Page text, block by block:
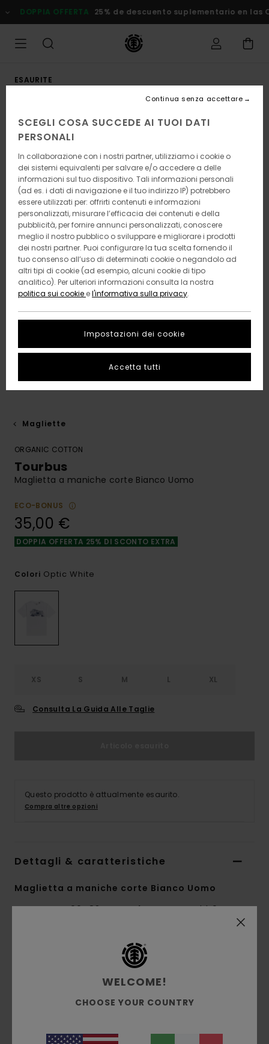
alle
informazioni
prodotto
DOPPIA OFFERTA 25% de descuento suplementario en las
ESAURITE
Magliette
ORGANIC COTTON
Tourbus
Maglietta a maniche corte Bianco Uomo
ECO-BONUS
35,00 €
DOPPIA OFFERTA 25% DI SCONTO EXTRA
Colori Optic White
XS S M L XL
Consulta La Guida Alle Taglie
Questo prodotto è attualmente esaurito.
Compra altre opzioni
Dettagli & caratteristiche
Maglietta a maniche corte Bianco Uomo
StyleELYZT00483 Codice colorewbb0
collezione Mainline
cotone biologico [180 g/m2]
Collo:Girocollo
WELCOME!
CHOOSE YOUR COUNTRY
SCEGLI COSA SUCCEDE AI TUOI DATI
PERSONALI
In collaborazione con i nostri partner, utilizziamo i cookie o
dei sistemi equivalenti per salvare e/o accedere a delle
informazioni sul tuo dispositivo. Tali informazioni personali
(ad es. i dati di navigazione e il tuo indirizzo IP) potrebbero
essere utilizzati per: offrirti contenuti e informazioni
personalizzati, misurare l’efficacia dei contenuti e della
pubblicità, per fornire annunci personalizzati, conoscere
meglio il nostro pubblico o sviluppare e migliorare i prodotti
dei nostri partner. Puoi configurare la tua scelta fornendo il
tuo consenso all’uso di determinati cookie o negandolo ad
altri tipi di cookie (ad esempio, alcuni cookie di tipo
analitico). Per ulteriori informazioni consulta la nostra
politica sui cookie el'informativa sulla privacy.
Impostazioni dei cookie
Continua senza accettare
Accetta tutti